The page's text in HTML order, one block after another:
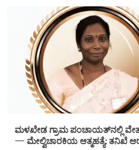
ಮಳಖೇಡ ಗ್ರಾಮ ಪಂಚಾಯತ್‌ನಲ್ಲಿ
— ಮೇಲ್ವಿಚಾರಕಿಯ ಆತ್ಮಹತ್ಯೆ: ತನಿಖೆ